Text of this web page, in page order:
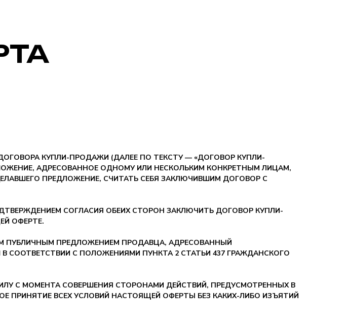
КУПЛИ-ПРОДАЖИ (ДАЛЕЕ ПО ТЕКСТУ — «ДОГОВОР КУПЛИ-
АДРЕСОВАННОЕ ОДНОМУ ИЛИ НЕСКОЛЬКИМ КОНКРЕТНЫМ ЛИЦАМ,
ПРЕДЛОЖЕНИЕ, СЧИТАТЬ СЕБЯ ЗАКЛЮЧИВШИМ ДОГОВОР С
СОГЛАСИЯ ОБЕИХ СТОРОН ЗАКЛЮЧИТЬ ДОГОВОР КУПЛИ-
ОФЕРТЕ.
ПРЕДЛОЖЕНИЕМ ПРОДАВЦА, АДРЕСОВАННЫЙ
С ПОЛОЖЕНИЯМИ ПУНКТА 2 СТАТЬИ 437 ГРАЖДАНСКОГО
С МОМЕНТА СОВЕРШЕНИЯ СТОРОНАМИ ДЕЙСТВИЙ, ПРЕДУСМОТРЕННЫХ В
ВСЕХ УСЛОВИЙ НАСТОЯЩЕЙ ОФЕРТЫ БЕЗ КАКИХ-ЛИБО ИЗЪЯТИЙ